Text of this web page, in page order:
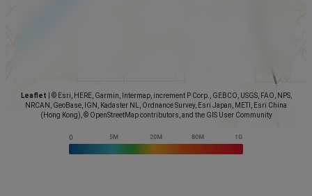
Leaflet
© Esri, HERE, Garmin, Intermap, increment P Corp., GEBCO, USGS, FAO, NPS,
NRCAN, GeoBase, IGN, Kadaster NL, Ordnance Survey, Esri Japan, METI, Esri China
(Hong Kong), © OpenStreetMap contributors, and the GIS User Community